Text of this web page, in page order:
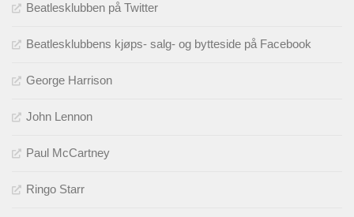
Beatlesklubben på Twitter
Beatlesklubbens kjøps- salg- og bytteside på Facebook
George Harrison
John Lennon
Paul McCartney
Ringo Starr